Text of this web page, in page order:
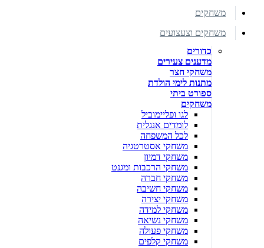
משחקים
משחקים וצעצועים
כדורים
מדענים צעירים
משחקי חצר
מתנות לימי הולדת
ספורט ביתי
משחקים
לגו ופליימוביל
לומדים אנגלית
לכל המשפחה
משחקי אסטרטגיה
משחקי דמיון
משחקי הרכבות ומגנט
משחקי חברה
משחקי חשיבה
משחקי יצירה
משחקי למידה
משחקי נשיאה
משחקי פעולה
משחקי קלפים